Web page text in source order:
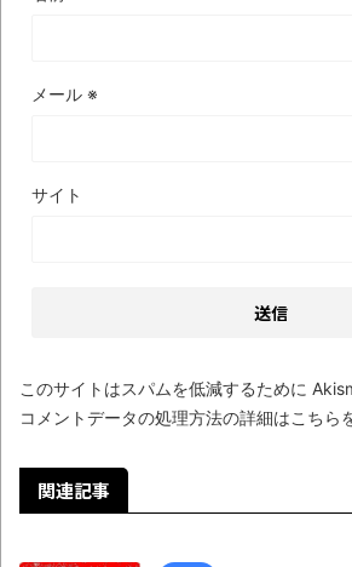
メール ※
サイト
このサイトはスパムを低減するために
コメントデータの処理方法の詳細はこちら
関連記事